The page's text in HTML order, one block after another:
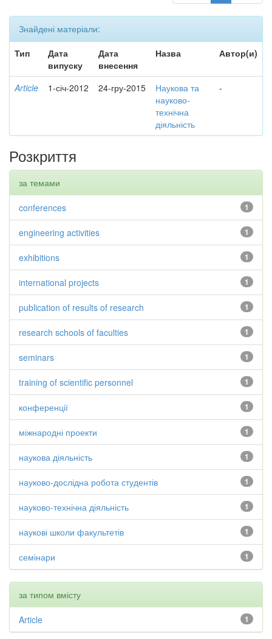
Знайдені матеріали:
Тип
Дата
випуску
Дата
внесення
Назва Автор(и)
Article 1-січ-2012 24-гру-2015
Наукова та
науково-
технічна
діяльність
-
Розкриття
за темами
1
conferences
1
engineering activities
1
exhibitions
1
international projects
1
publication of results of research
1
research schools of faculties
1
seminars
1
training of scientific personnel
1
конференції
1
міжнародні проекти
1
наукова діяльність
1
науково-дослідна робота студентів
1
науково-технічна діяльність
1
наукові школи факультетів
1
семінари
за типом вмісту
1
Article